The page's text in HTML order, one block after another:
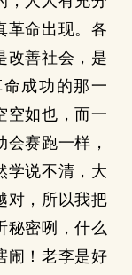
革命出现。各
改善社会，是
成功的那一
空如也，而一
赛跑一样，
学说不清，大
对，所以我把
秘密咧，什么
闹！老李是好